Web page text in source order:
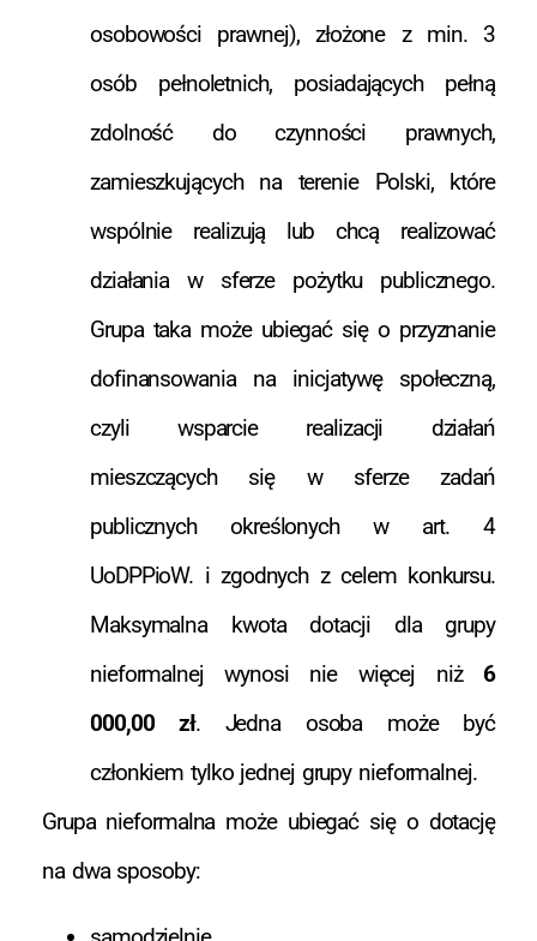
osobowości prawnej), złożone z min. 3
osób pełnoletnich, posiadających pełną
zdolność do czynności prawnych,
zamieszkujących na terenie Polski, które
wspólnie realizują lub chcą realizować
działania w sferze pożytku publicznego.
Grupa taka może ubiegać się o przyznanie
dofinansowania na inicjatywę społeczną,
czyli wsparcie realizacji działań
mieszczących się w sferze zadań
publicznych określonych w art. 4
UoDPPioW. i zgodnych z celem konkursu.
Maksymalna kwota dotacji dla grupy
nieformalnej wynosi nie więcej niż 6
000,00 zł. Jedna osoba może być
członkiem tylko jednej grupy nieformalnej.
Grupa nieformalna może ubiegać się o dotację
na dwa sposoby: